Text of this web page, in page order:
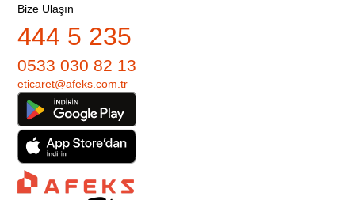
Bize Ulaşın
444 5 235
0533 030 82 13
eticaret@afeks.com.tr